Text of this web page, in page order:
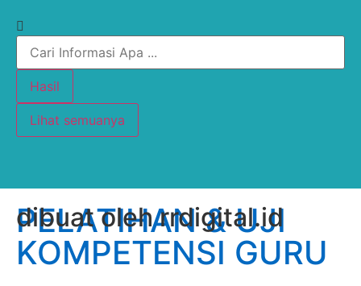
Hasil
Lihat semuanya
PELATIHAN & UJI
KOMPETENSI GURU
dibuat oleh rrdigital.id